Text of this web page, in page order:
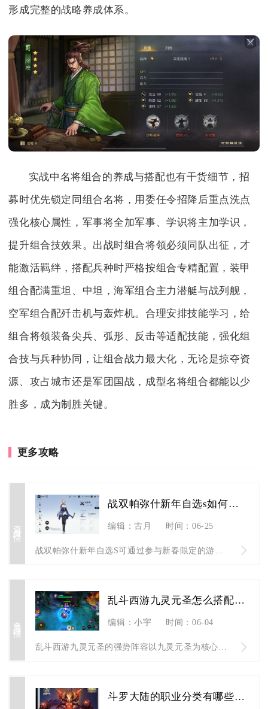
形成完整的战略养成体系。
实战中名将组合的养成与搭配也有干货细节，招
募时优先锁定同组合名将，用委任令招降后重点洗点
强化核心属性，军事将全加军事、学识将主加学识，
提升组合技效果。出战时组合将领必须同队出征，才
能激活羁绊，搭配兵种时严格按组合专精配置，装甲
组合配满重坦、中坦，海军组合主力潜艇与战列舰，
空军组合配歼击机与轰炸机。合理安排技能学习，给
组合将领装备尖兵、弧形、反击等适配技能，强化组
合技与兵种协同，让组合战力最大化，无论是掠夺资
源、攻占城市还是军团国战，成型名将组合都能以少
胜多，成为制胜关键。
更多攻略
查看详情
战双帕弥什新年自选s如何获得
编辑：古月 时间：06-25
查看详情
乱斗西游九灵元圣怎么搭配阵容
编辑：小宇 时间：06-04
斗罗大陆的职业分类有哪些特点